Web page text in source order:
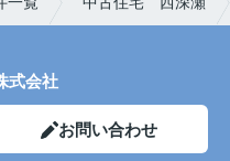
式会社
お問い合わせ